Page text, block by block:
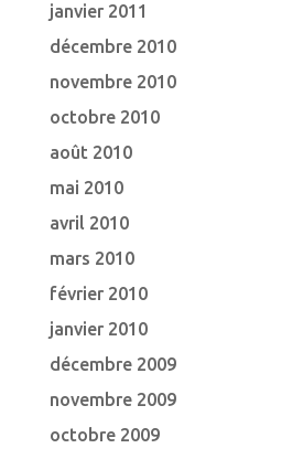
janvier 2011
décembre 2010
novembre 2010
octobre 2010
août 2010
mai 2010
avril 2010
mars 2010
février 2010
janvier 2010
décembre 2009
novembre 2009
octobre 2009